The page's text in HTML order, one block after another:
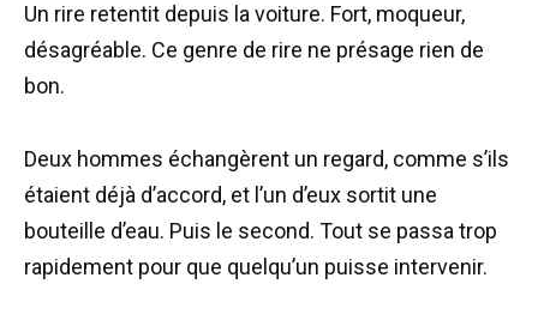
Un rire retentit depuis la voiture. Fort, moqueur,
désagréable. Ce genre de rire ne présage rien de
bon.
Deux hommes échangèrent un regard, comme s’ils
étaient déjà d’accord, et l’un d’eux sortit une
bouteille d’eau. Puis le second. Tout se passa trop
rapidement pour que quelqu’un puisse intervenir.